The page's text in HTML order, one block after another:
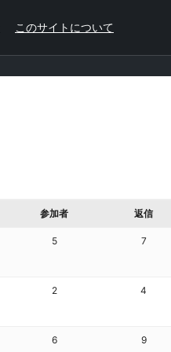
このサイトについて
参加者 返信
5 7
2 4
6 9